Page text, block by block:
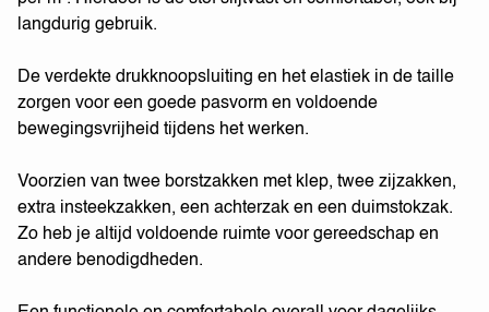
langdurig gebruik.
De verdekte drukknoopsluiting en het elastiek in de taille
zorgen voor een goede pasvorm en voldoende
bewegingsvrijheid tijdens het werken.
Voorzien van twee borstzakken met klep, twee zijzakken,
extra insteekzakken, een achterzak en een duimstokzak.
Zo heb je altijd voldoende ruimte voor gereedschap en
andere benodigdheden.